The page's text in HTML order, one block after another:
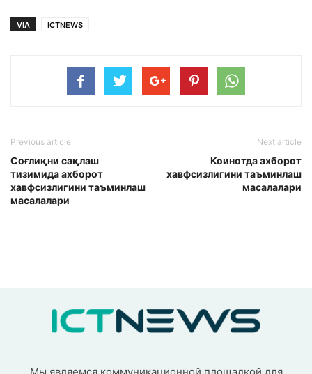
VIA ICTNEWS
Previous article
Соғлиқни сақлаш
тизимида ахборот
хавфсизлигини таъминлаш
масалалари
Next article
Коинотда ахборот
хавфсизлигини таъминлаш
масалалари